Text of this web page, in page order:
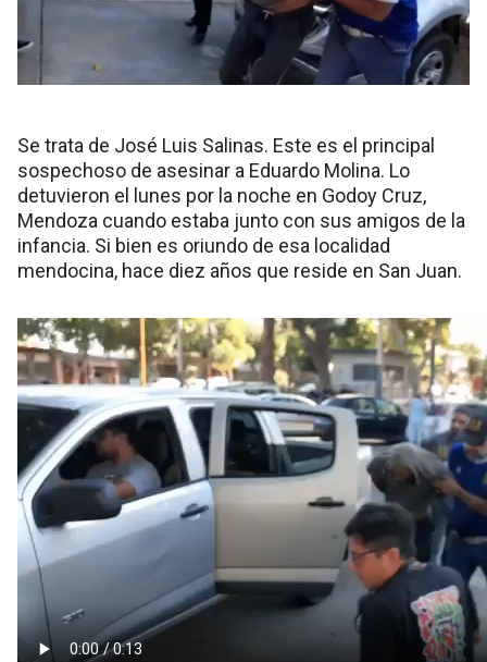
Se trata de José Luis Salinas. Este es el principal
sospechoso de asesinar a Eduardo Molina. Lo
detuvieron el lunes por la noche en Godoy Cruz,
Mendoza cuando estaba junto con sus amigos de la
infancia. Si bien es oriundo de esa localidad
mendocina, hace diez años que reside en San Juan.